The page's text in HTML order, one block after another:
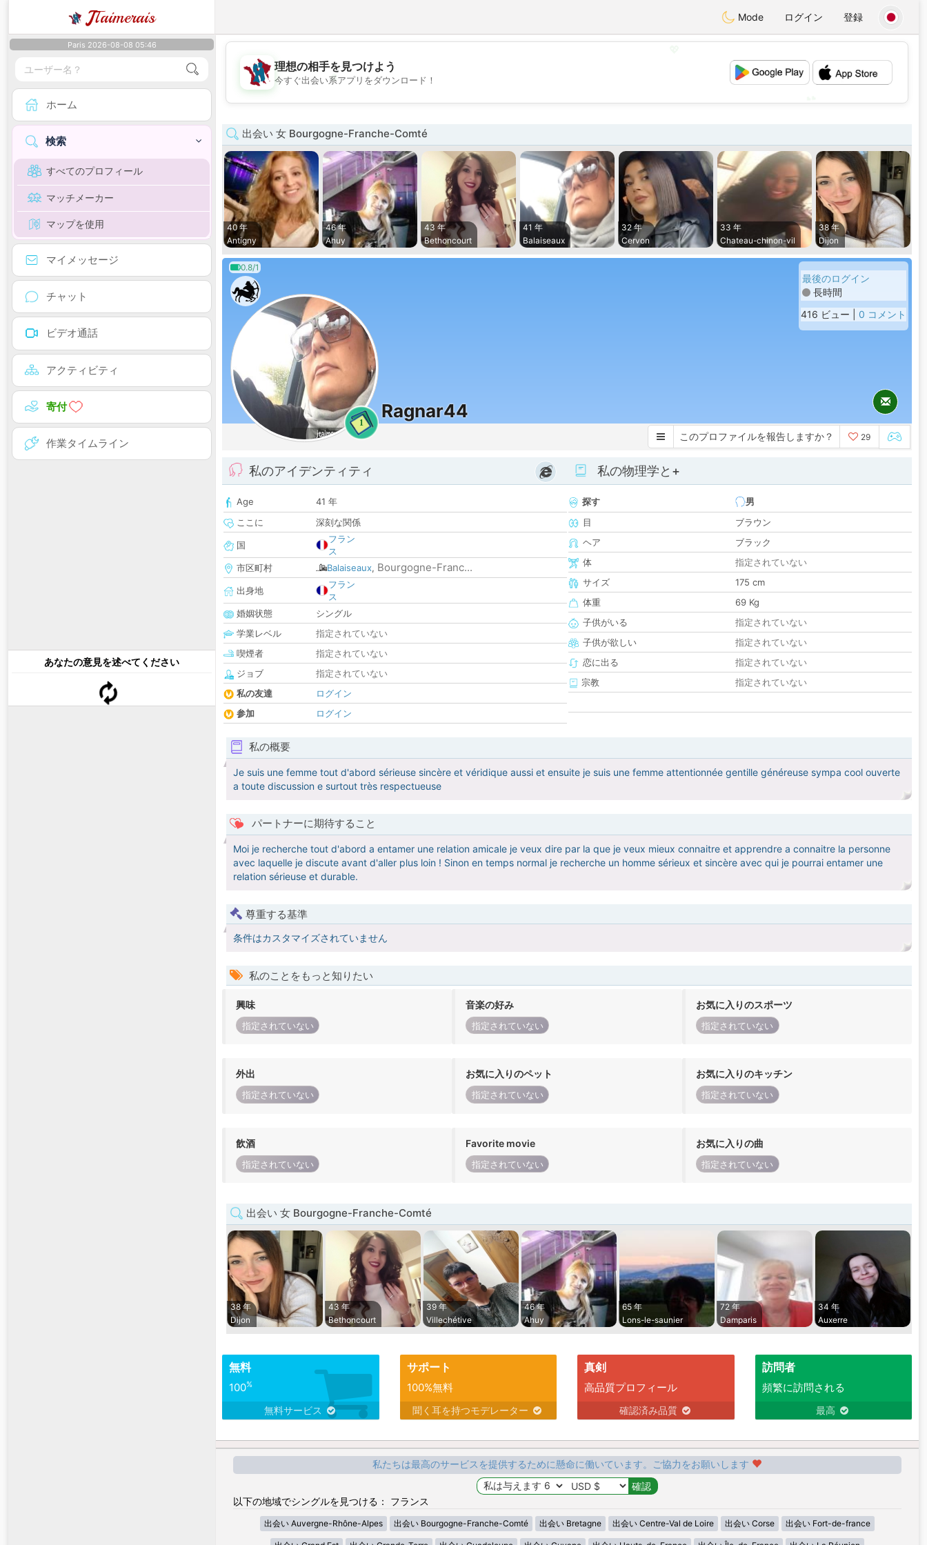
JTaimerais Mode ログイン 登録
Paris 2026-08-08 05:46
ホーム
検索
すべてのプロフィール
マッチメーカー
マップを使用
マイメッセージ
チャット
ビデオ通話
アクティビティ
寄付
作業タイムライン
あなたの意見を述べてください
💖
💕
理想の相手を見つけよう
今すぐ出会い系アプリをダウンロード！
出会い 女 Bourgogne-Franche-Comté
40 年
Antigny
46 年
Ahuy
43 年
Bethoncourt
41 年
Balaiseaux
32 年
Cervon
33 年
Chateau-chinon-vil
38 年
Dijon
0.8/1
1
Ragnar44
最後のログイン
長時間
416 ビュー | 0 コメント
このプロファイルを報告しますか？ 29
私のアイデンティティ
Age
41 年
ここに
深刻な関係
国
フラン
ス
市区町村
Balaiseaux, Bourgogne-Franc...
出身地
フラン
ス
婚姻状態
シングル
学業レベル
指定されていない
喫煙者
指定されていない
ジョブ
指定されていない
私の友達
ログイン
参加
ログイン
私の物理学と+
探す
男
目
ブラウン
ヘア
ブラック
体
指定されていない
サイズ
175 cm
体重
69 Kg
子供がいる
指定されていない
子供が欲しい
指定されていない
恋に出る
指定されていない
宗教
指定されていない
私の概要
Je suis une femme tout d'abord sérieuse sincère et véridique aussi et ensuite je suis une femme attentionnée gentille généreuse sympa cool ouverte
a toute discussion e surtout très respectueuse
パートナーに期待すること
Moi je recherche tout d'abord a entamer une relation amicale je veux dire par la que je veux mieux connaitre et apprendre a connaitre la personne
avec laquelle je discute avant d'aller plus loin ! Sinon en temps normal je recherche un homme sérieux et sincère avec qui je pourrai entamer une
relation sérieuse et durable.
尊重する基準
条件はカスタマイズされていません
私のことをもっと知りたい
興味
指定されていない
音楽の好み
指定されていない
お気に入りのスポーツ
指定されていない
外出
指定されていない
お気に入りのペット
指定されていない
お気に入りのキッチン
指定されていない
飲酒
指定されていない
Favorite movie
指定されていない
お気に入りの曲
指定されていない
出会い 女 Bourgogne-Franche-Comté
38 年
Dijon
43 年
Bethoncourt
39 年
Villechétive
46 年
Ahuy
65 年
Lons-le-saunier
72 年
Damparis
34 年
Auxerre
無料
100%
無料サービス
サポート
100%無料
聞く耳を持つモデレーター
真剣
高品質プロフィール
確認済み品質
訪問者
頻繁に訪問される
最高
私たちは最高のサービスを提供するために懸命に働いています。ご協力をお願いします
以下の地域でシングルを見つける： フランス
出会い Auvergne-Rhône-Alpes 出会い Bourgogne-Franche-Comté 出会い Bretagne 出会い Centre-Val de Loire 出会い Corse 出会い Fort-de-france